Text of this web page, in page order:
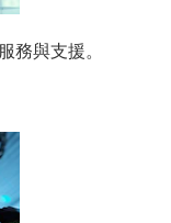
務與支援。